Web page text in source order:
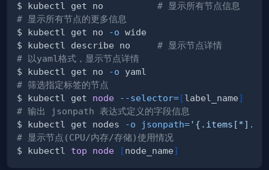
$ kubectl get no # 显示所有节点信息
# 显示所有节点的更多信息
$ kubectl get no
-o
$ kubectl describe no # 显示节点详情
# 以yaml格式，显示节点详情
$ kubectl get no
-o
# 筛选指定标签的节点
$ kubectl get node --selector=[label_name]
# 输出 jsonpath 表达式定义的字段信息
$ kubectl get nodes
-o jsonpath=
# 显示节点(CPU/内存/存储)使用情况
$ kubectl top node [node_name]